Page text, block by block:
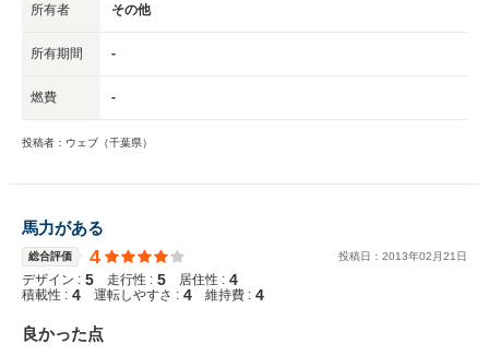
所有者 その他
所有期間 -
燃費 -
投稿者：ウェブ（千葉県）
馬力がある
総合評価 4 投稿日： 2013年02 月21 日
デザイン : 5 走行性 : 5 居住性 : 4
積載性 : 4 運転しやすさ : 4 維持費 : 4
良かった点